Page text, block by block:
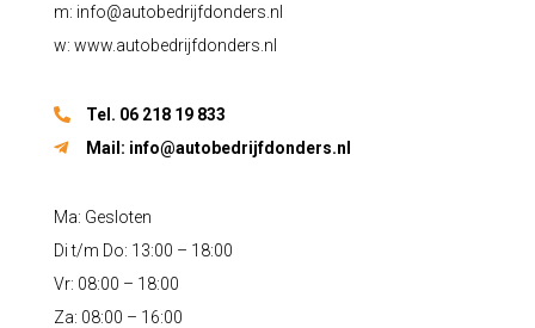
m: info@autobedrijfdonders.nl
w: www.autobedrijfdonders.nl
Tel. 06 218 19 833
Mail: info@autobedrijfdonders.nl
Ma: Gesloten
Di t/m Do: 13:00 – 18:00
Vr: 08:00 – 18:00
Za: 08:00 – 16:00